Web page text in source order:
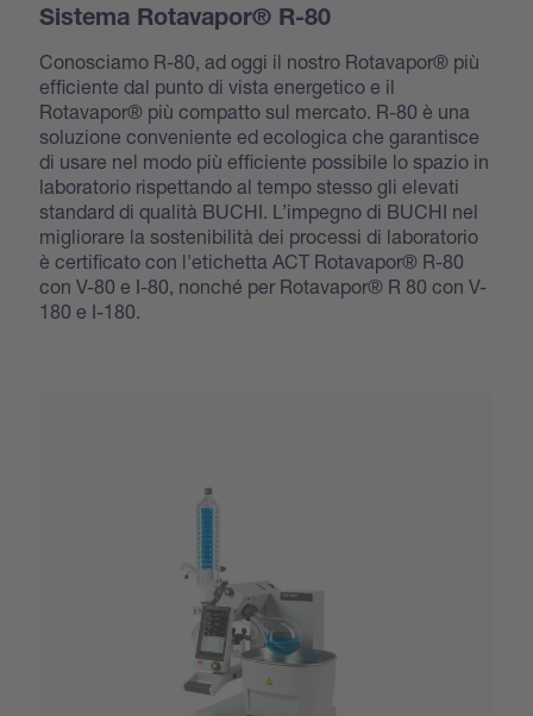
Sistema Rotavapor® R-80
Conosciamo R-80, ad oggi il nostro Rotavapor® più
efficiente dal punto di vista energetico e il
Rotavapor® più compatto sul mercato. R-80 è una
soluzione conveniente ed ecologica che garantisce
di usare nel modo più efficiente possibile lo spazio in
laboratorio rispettando al tempo stesso gli elevati
standard di qualità BUCHI. L’impegno di BUCHI nel
migliorare la sostenibilità dei processi di laboratorio
è certificato con l'etichetta ACT Rotavapor® R-80
con V-80 e I-80, nonché per Rotavapor® R 80 con V-
180 e I-180.